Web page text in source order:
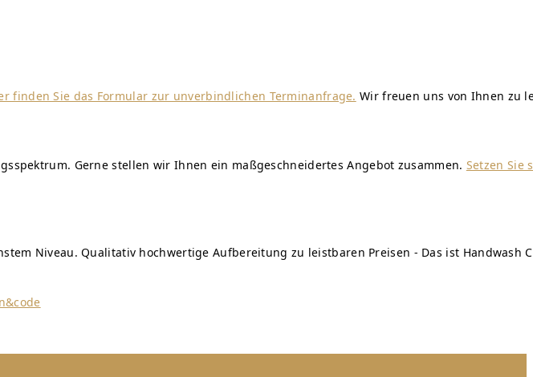
finden Sie das Formular zur unverbindlichen Terminanfrage. Wir freuen uns von Ihnen zu
Gerne stellen wir Ihnen ein maßgeschneidertes Angebot zusammen. Setzen Sie
Niveau. Qualitativ hochwertige Aufbereitung zu leistbaren Preisen - Das ist Handwash